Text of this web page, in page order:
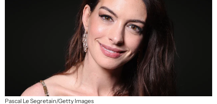
Pascal Le Segretain/Getty Images